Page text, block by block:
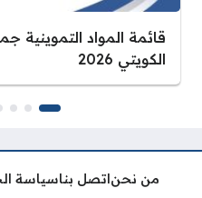
قائمة المواد التموينية
الكويتي 2026
من نحناتصل بناسياسة